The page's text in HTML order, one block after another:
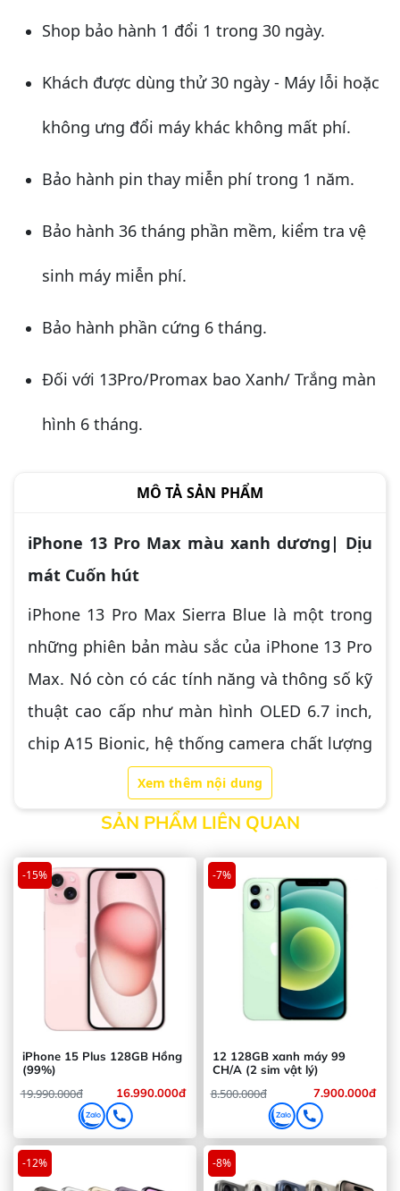
Shop bảo hành 1 đổi 1 trong 30 ngày.
Khách được dùng thử 30 ngày - Máy lỗi hoặc
không ưng đổi máy khác không mất phí.
Bảo hành pin thay miễn phí trong 1 năm.
Bảo hành 36 tháng phần mềm, kiểm tra vệ
sinh máy miễn phí.
Bảo hành phần cứng 6 tháng.
Đối với 13Pro/Promax bao Xanh/ Trắng màn
hình 6 tháng.
MÔ TẢ SẢN PHẨM
iPhone 13 Pro Max màu xanh dương| Dịu
mát Cuốn hút
iPhone 13 Pro Max Sierra Blue là một trong
những phiên bản màu sắc của iPhone 13 Pro
Max. Nó còn có các tính năng và thông số kỹ
thuật cao cấp như màn hình OLED 6.7 inch,
chip A15 Bionic, hệ thống camera chất lượng
cao với 3 ống kính cảm biến 12MP và camera
trước 12MP, hỗ trợ quay video 4K, Night
mode, ProRes và chống rung quang học.
Xem thêm nội dung
SẢN PHẨM LIÊN QUAN
iPhone 15 Plus 128GB Hồng
(99%)
16.990.000đ
19.990.000đ
-15%
12 128GB xanh máy 99
CH/A (2 sim vật lý)
7.900.000đ
8.500.000đ
-7%
-12% -8%